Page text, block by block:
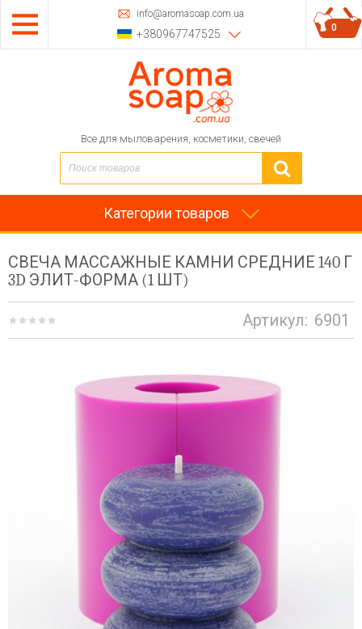
info@aromasoap.com.ua
+380967747525
Все для мыловарения, косметики, свечей
0
Категории товаров
СВЕЧА МАССАЖНЫЕ КАМНИ СРЕДНИЕ 140 Г
3D ЭЛИТ-ФОРМА (1 ШТ)
Артикул: 6901